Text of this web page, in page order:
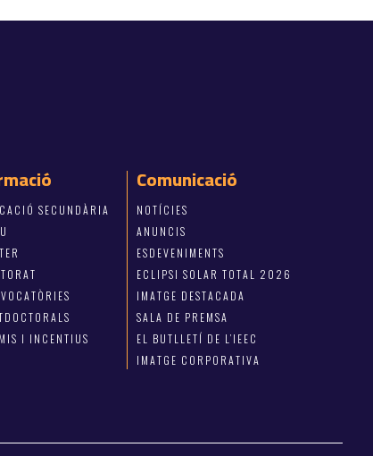
SECUNDÀRIA
I INCENTIUS
Comunicació
NOTÍCIES
ANUNCIS
ESDEVENIMENTS
ECLIPSI SOLAR TOTAL 2026
IMATGE DESTACADA
SALA DE PREMSA
EL BUTLLETÍ DE L’IEEC
IMATGE CORPORATIVA